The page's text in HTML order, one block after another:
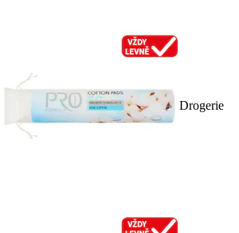
Drogerie